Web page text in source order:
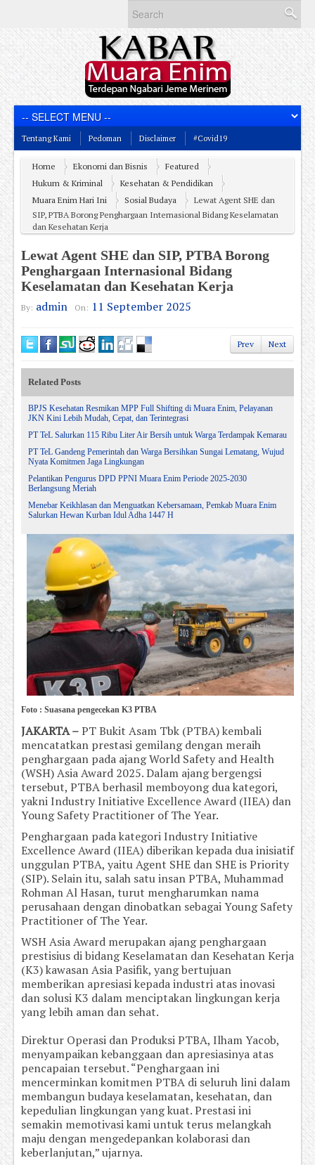
Tentang Kami Pedoman Disclaimer #Covid19
Home Ekonomi dan Bisnis
Featured
Hukum & Kriminal
Kesehatan & Pendidikan
Muara Enim Hari Ini
Sosial Budaya
Lewat Agent SHE dan
SIP, PTBA Borong Penghargaan Internasional Bidang Keselamatan
dan Kesehatan Kerja
Lewat Agent SHE dan SIP, PTBA Borong
Penghargaan Internasional Bidang
Keselamatan dan Kesehatan Kerja
By: admin On: 11 September 2025
Prev Next
Related Posts
BPJS Kesehatan Resmikan MPP Full Shifting di Muara Enim, Pelayanan
JKN Kini Lebih Mudah, Cepat, dan Terintegrasi
PT TeL Salurkan 115 Ribu Liter Air Bersih untuk Warga Terdampak Kemarau
PT TeL Gandeng Pemerintah dan Warga Bersihkan Sungai Lematang, Wujud
Nyata Komitmen Jaga Lingkungan
Pelantikan Pengurus DPD PPNI Muara Enim Periode 2025-2030
Berlangsung Meriah
Menebar Keikhlasan dan Menguatkan Kebersamaan, Pemkab Muara Enim
Salurkan Hewan Kurban Idul Adha 1447 H
Foto : Suasana pengecekan K3 PTBA
JAKARTA –PT Bukit Asam Tbk (PTBA) kembali
mencatatkan prestasi gemilang dengan meraih
penghargaan pada ajang World Safety and Health
(WSH) Asia Award 2025. Dalam ajang bergengsi
tersebut, PTBA berhasil memboyong dua kategori,
yakni Industry Initiative Excellence Award (IIEA) dan
Young Safety Practitioner of The Year.
Penghargaan pada kategori Industry Initiative
Excellence Award (IIEA) diberikan kepada dua inisiatif
unggulan PTBA, yaitu Agent SHE dan SHE is Priority
(SIP). Selain itu, salah satu insan PTBA, Muhammad
Rohman Al Hasan, turut mengharumkan nama
perusahaan dengan dinobatkan sebagai Young Safety
Practitioner of The Year.
WSH Asia Award merupakan ajang penghargaan
prestisius di bidang Keselamatan dan Kesehatan Kerja
(K3) kawasan Asia Pasifik, yang bertujuan
memberikan apresiasi kepada industri atas inovasi
dan solusi K3 dalam menciptakan lingkungan kerja
yang lebih aman dan sehat.
Direktur Operasi dan Produksi PTBA, Ilham Yacob,
menyampaikan kebanggaan dan apresiasinya atas
pencapaian tersebut. “Penghargaan ini
mencerminkan komitmen PTBA di seluruh lini dalam
membangun budaya keselamatan, kesehatan, dan
kepedulian lingkungan yang kuat. Prestasi ini
semakin memotivasi kami untuk terus melangkah
maju dengan mengedepankan kolaborasi dan
keberlanjutan,” ujarnya.